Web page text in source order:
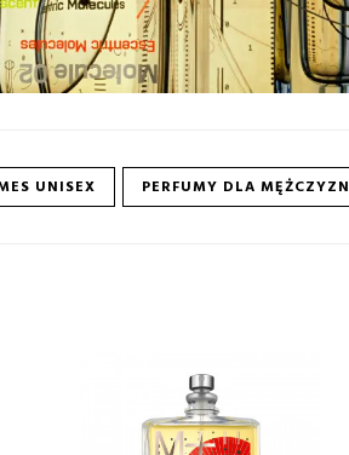
UNISEX PERFUMY DLA MĘŻCZYZN